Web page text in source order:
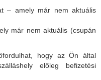
– amely már nem aktuális
már nem aktuális (csupán
hogy az Ön által
előleg befizetési